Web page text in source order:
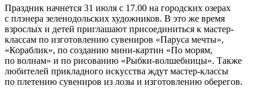
Праздник начнется 31 июля с 17.00 на городских озерах
с плэнера зеленодольских художников. В это же время
взрослых и детей приглашают присоединиться к мастер-
классам по изготовлению сувениров «Паруса мечты»,
«Кораблик», по созданию мини-картин «По морям,
по волнам» и по рисованию «Рыбки-волшебницы». Также
любителей прикладного искусства ждут мастер-классы
по плетению сувениров из лозы и изготовлению оберегов.